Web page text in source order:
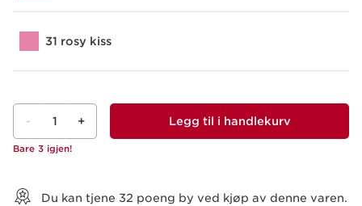
31 rosy kiss
- 1 +
Bare 3 igjen!
Legg til i handlekurv
Du kan tjene 32 poeng by ved kjøp av denne varen.